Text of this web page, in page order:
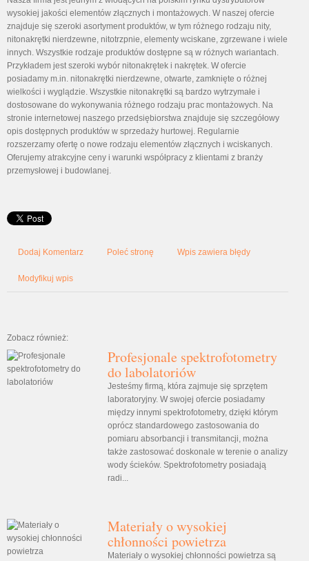
wysokiej jakości elementów złącznych i montażowych. W naszej ofercie
znajduje się szeroki asortyment produktów, w tym różnego rodzaju nity,
nitonakrętki nierdzewne, nitotrzpnie, elementy wciskane, zgrzewane i wiele
innych. Wszystkie rodzaje produktów dostępne są w różnych wariantach.
Przykładem jest szeroki wybór nitonakrętek i nakrętek. W ofercie
posiadamy m.in. nitonakrętki nierdzewne, otwarte, zamknięte o różnej
wielkości i wyglądzie. Wszystkie nitonakrętki są bardzo wytrzymałe i
dostosowane do wykonywania różnego rodzaju prac montażowych. Na
stronie internetowej naszego przedsiębiorstwa znajduje się szczegółowy
opis dostępnych produktów w sprzedaży hurtowej. Regularnie
rozszerzamy ofertę o nowe rodzaju elementów złącznych i wciskanych.
Oferujemy atrakcyjne ceny i warunki współpracy z klientami z branży
przemysłowej i budowlanej.
Dodaj Komentarz Poleć stronę Wpis zawiera błędy
Modyfikuj wpis
Zobacz również:
Profesjonale spektrofotometry
do labolatoriów
Jesteśmy firmą, która zajmuje się sprzętem
laboratoryjny. W swojej ofercie posiadamy
między innymi spektrofotometry, dzięki którym
oprócz standardowego zastosowania do
pomiaru absorbancji i transmitancji, można
także zastosować doskonale w terenie o analizy
wody ścieków. Spektrofotometry posiadają
radi...
Materiały o wysokiej
chłonności powietrza
Materiały o wysokiej chłonności powietrza są